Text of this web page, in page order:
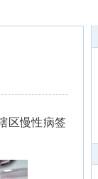
区慢性病签